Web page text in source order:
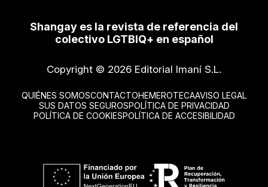
Shangay es la revista de referencia del
colectivo LGTBIQ+ en español
Copyright © 2026 Editorial Imaní S.L.
QUIÉNES SOMOSCONTACTOHEMEROTECAAVISO LEGAL
SUS DATOS SEGUROSPOLÍTICA DE PRIVACIDAD
POLÍTICA DE COOKIESPOLÍTICA DE ACCESIBILIDAD